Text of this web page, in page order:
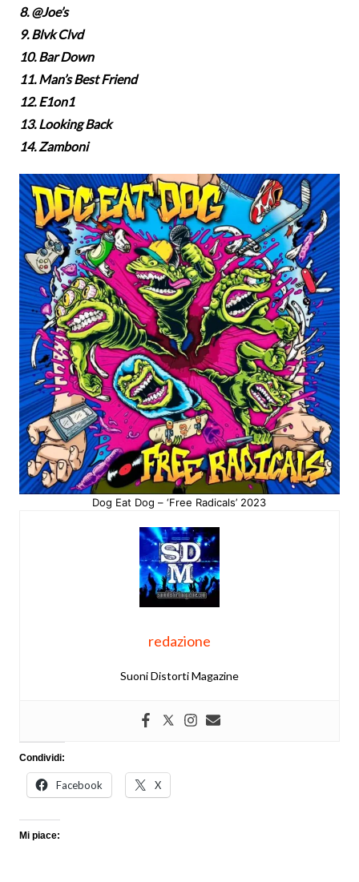
8. @Joe’s
9. Blvk Clvd
10. Bar Down
11. Man’s Best Friend
12. E1on1
13. Looking Back
14. Zamboni
Dog Eat Dog – ‘Free Radicals’ 2023
redazione
Suoni Distorti Magazine
Condividi:
Facebook X
Mi piace: